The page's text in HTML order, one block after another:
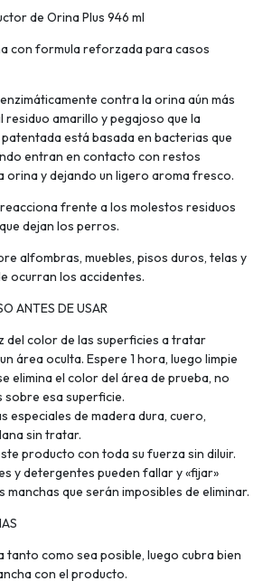
de Orina Plus 946 ml
con formula reforzada para casos
contra la orina aún más
amarillo y pegajoso que la
está basada en bacterias que
entran en contacto con restos
orina y dejando un ligero aroma fresco.
frente a los molestos residuos
dejan los perros.
alfombras, muebles, pisos duros, telas y
ocurran los accidentes.
ANTES DE USAR
del color de las superficies a tratar
área oculta. Espere 1 hora, luego limpie
elimina el color del área de prueba, no
sobre esa superficie.
especiales de madera dura, cuero,
sin tratar.
producto con toda su fuerza sin diluir.
y detergentes pueden fallar y «fijar»
manchas que serán imposibles de eliminar.
tanto como sea posible, luego cubra bien
con el producto.